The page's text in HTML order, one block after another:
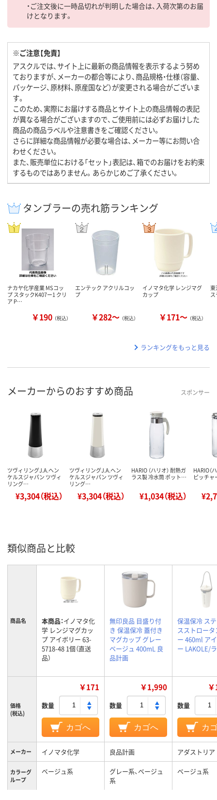
・ご注文後に一時品切れが判明した場合は、入荷次第のお届
けとなります。
※ご注意【免責】
アスクルでは、サイト上に最新の商品情報を表示するよう努め
ておりますが、メーカーの都合等により、商品規格・仕様（容量、
パッケージ、原材料、原産国など）が変更される場合がございま
す。
このため、実際にお届けする商品とサイト上の商品情報の表記
が異なる場合がございますので、ご使用前には必ずお届けした
商品の商品ラベルや注意書きをご確認ください。
さらに詳細な商品情報が必要な場合は、メーカー等にお問い合
わせください。
また、販売単位における「セット」表記は、箱でのお届けをお約束
するものではありません。あらかじめご了承ください。
タンブラーの売れ筋ランキング
ナカヤ化学産業 MSコッ
プ スタックK407ー1 クリ
ア P…
￥190 （税込）
エンテック アクリルコッ
プ
￥282～ （税込）
イノマタ化学 レンジマグ
カップ
￥171～ （税込）
ランキングをもっと見る
メーカーからのおすすめ商品 スポンサー
ツヴィリングJ.A.ヘン
ケルスジャパン ツヴィ
リング…
¥3,304（税込）
ツヴィリングJ.A.ヘン
ケルスジャパン ツヴィ
リング…
¥3,304（税込）
HARIO （ハリオ） 耐熱ガ
ラス製 冷水筒 ポット…
¥1,034（税込）
HARIO（
ピッチ
類似商品と比較
商品名 本商品：イノマタ化
学 レンジマグカッ
プ アイボリー 63-
5718-48 1個（直送
品）
無印良品 目盛り付
き 保温保冷 蓋付き
マグカップ グレー
ベージュ 400mL 良
品計画
保温保冷 ス
スストロー
ー 460ml ア
ー LAKOLE/
価格
(税込)
￥171
数量
カゴへ
￥1,990
数量
カゴへ
数量
カ
メーカー イノマタ化学 良品計画 アダストリア
カラーグ
ループ
ベージュ系
グレー系、ベージュ
系
ベージュ系